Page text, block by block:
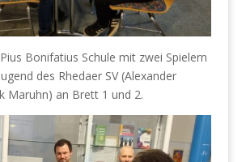
Bonifatius Schule mit zwei Spielern
des Rhedaer SV (Alexander
Maruhn) an Brett 1 und 2.